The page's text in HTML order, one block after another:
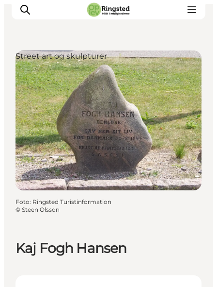
Mest for børn
Ophold
Ringsted Børnefestival
Ringsted Ældrefestival
Naturpark Ringsted
Kaj Fogh Hansen
Street art og skulpturer
Foto: Ringsted Turistinformation
© Steen Olsson